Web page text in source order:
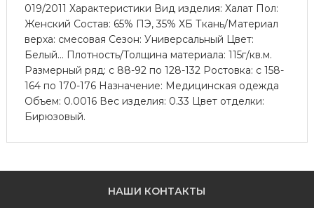
019/2011 Характеристики Вид изделия: Халат Пол:
Женский Состав: 65% ПЭ, 35% ХБ Ткань/Материал
верха: смесовая Сезон: Универсальный Цвет:
Белый... Плотность/Толщина материала: 115г/кв.м.
Размерный ряд: с 88-92 по 128-132 Ростовка: с 158-
164 по 170-176 Назначение: Медицинская одежда
Объем: 0.0016 Вес изделия: 0.33 Цвет отделки:
Бирюзовый.
НАШИ КОНТАКТЫ